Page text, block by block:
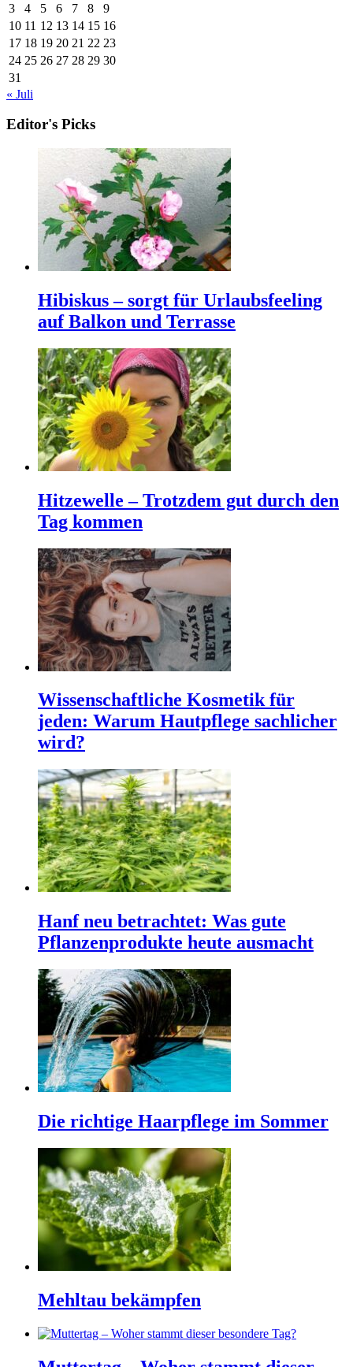
3
4 5 6 7 8
9
10 11 12 13 14 15 16
17 18 19 20 21 22 23
24 25 26 27 28 29 30
31
« Juli
Editor's Picks
Hibiskus – sorgt für Urlaubsfeeling
auf Balkon und Terrasse
Hitzewelle – Trotzdem gut durch den
Tag kommen
Wissenschaftliche Kosmetik für
jeden: Warum Hautpflege sachlicher
wird?
Hanf neu betrachtet: Was gute
Pflanzenprodukte heute ausmacht
Die richtige Haarpflege im Sommer
Mehltau bekämpfen